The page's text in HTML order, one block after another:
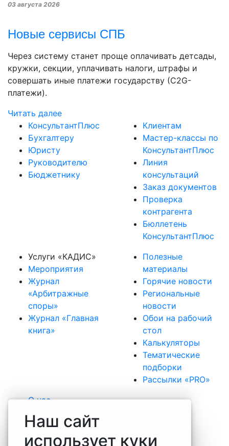
03 августа 2026
Новые сервисы СПБ
Через систему станет проще оплачивать детсады,
кружки, секции, уплачивать налоги, штрафы и
совершать иные платежи государству (С2G-
платежи).
Читать далее
Наш сайт
использует куки
КонсультантПлюс
Бухгалтеру
Юристу
Руководителю
Бюджетнику
Клиентам
Мастер-классы по
КонсультантПлюс
Линия
консультаций
Заказ документов
Проверка
контрагента
Бюллетень
КонсультантПлюс
Услуги «КАДИС»
Мероприятия
Журнал
«Арбитражные
споры»
Журнал «Главная
книга»
Полезные
материалы
Горячие новости
Региональные
новости
Обои на рабочий
стол
Калькуляторы
Тематические
подборки
Рассылки «PRO»
О нас
Наша команда
Вакансии
Практика